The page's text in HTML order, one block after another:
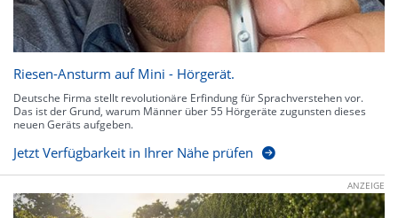
Riesen-Ansturm auf Mini - Hörgerät.
Deutsche Firma stellt revolutionäre Erfindung für Sprachverstehen vor.
Das ist der Grund, warum Männer über 55 Hörgeräte zugunsten dieses
neuen Geräts aufgeben.
Jetzt Verfügbarkeit in Ihrer Nähe prüfen
ANZEIGE